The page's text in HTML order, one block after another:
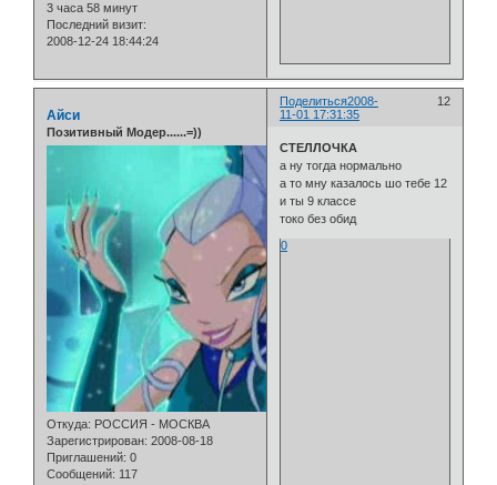
3 часа 58 минут
Последний визит:
2008-12-24 18:44:24
Поделиться 12
2008-
11-01 17:31:35
Айси
Позитивный Модер......=))
Откуда: РОССИЯ - МОСКВА
Зарегистрирован: 2008-08-18
Приглашений: 0
Сообщений: 117
СТЕЛЛОЧКА
а ну тогда нормально
а то мну казалось шо тебе 12
и ты 9 классе
токо без обид
0